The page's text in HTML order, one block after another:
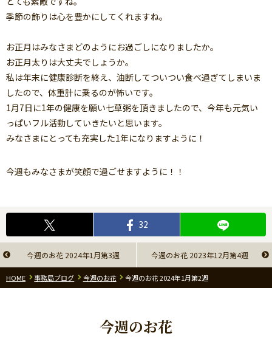
季節の飾りは心を豊かにしてくれますね。
お正月はみなさまどのようにお過ごしになりましたか。
お正月太りは大丈夫でしょうか。
私は年末に健康診断を終え、油断してついつい食べ過ぎてしまいま
したので、体重計に乗るのが怖いです。
1月7日に1年の健康を願い七草粥を頂きましたので、今年も元気い
っぱいフル活動していきたいと思います。
みなさまにとっても充実した1年になりますように！
今週もみなさまが笑顔で過ごせますように！！
32
今週のお花 2024年1月第3週 今週のお花 2023年12月第4週
HOME 事務局ブログ 今週のお花 今週のお花 2024年1月第2週
今週のお花